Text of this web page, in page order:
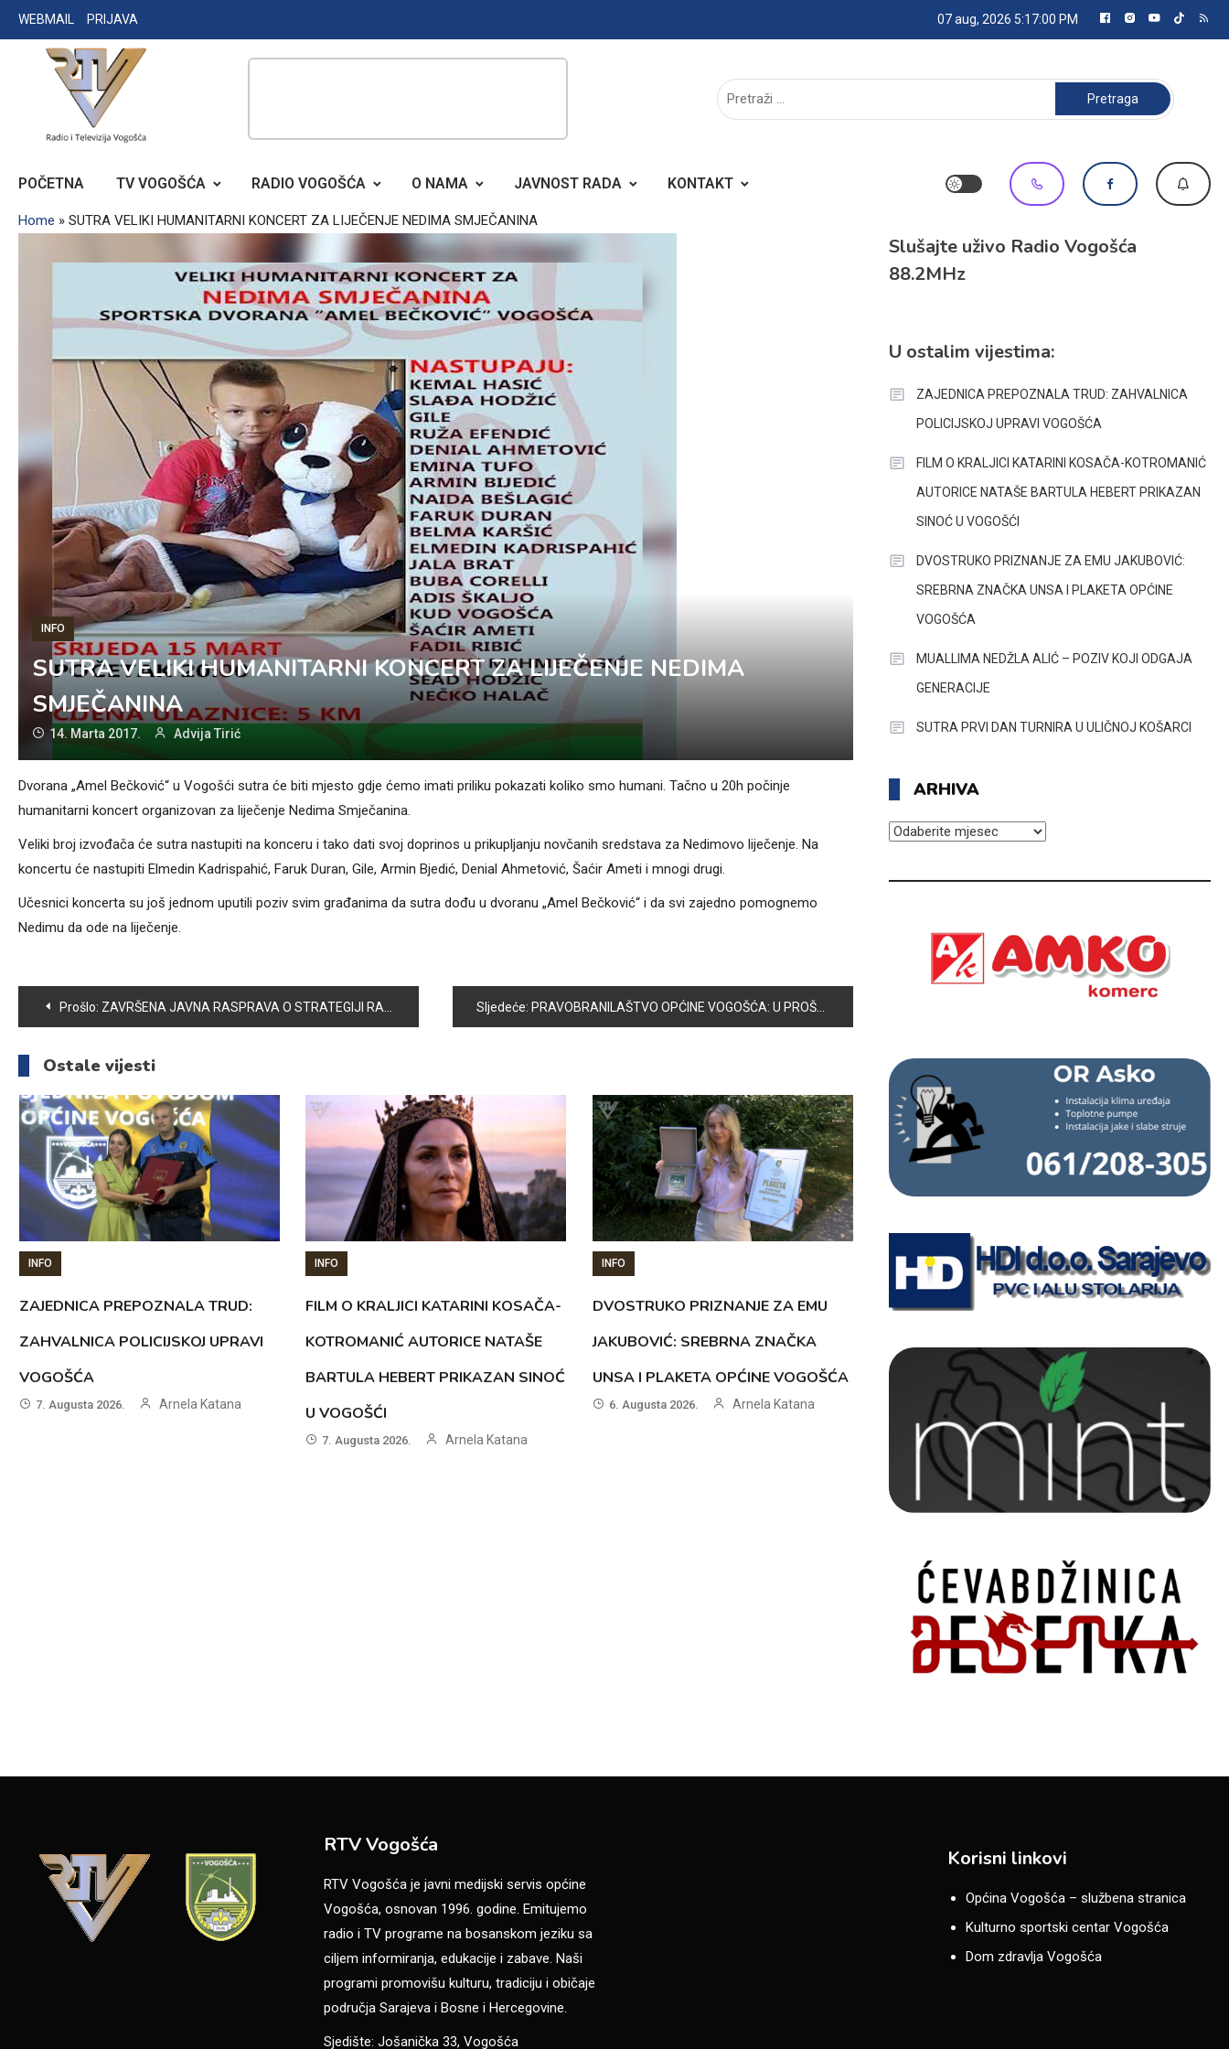
Skip
to
WEBMAIL PRIJAVA 07 aug, 2026 5:17:00 PM
RADIO TELEVIZIJA VOGOŠĆA
Pretraga:
POČETNA TV VOGOŠĆA RADIO VOGOŠĆA O NAMA JAVNOST RADA KONTAKT
Home » SUTRA VELIKI HUMANITARNI KONCERT ZA LIJEČENJE NEDIMA SMJEČANINA
INFO
SUTRA VELIKI HUMANITARNI KONCERT ZA LIJEČENJE NEDIMA
SMJEČANINA
14. Marta 2017. Advija Tirić
Dvorana „Amel Bečković“ u Vogošći sutra će biti mjesto gdje ćemo imati priliku pokazati koliko smo humani. Tačno u 20h počinje
humanitarni koncert organizovan za liječenje Nedima Smječanina.
Veliki broj izvođača će sutra nastupiti na konceru i tako dati svoj doprinos u prikupljanju novčanih sredstava za Nedimovo liječenje. Na
koncertu će nastupiti Elmedin Kadrispahić, Faruk Duran, Gile, Armin Bjedić, Denial Ahmetović, Šaćir Ameti i mnogi drugi.
Učesnici koncerta su još jednom uputili poziv svim građanima da sutra dođu u dvoranu „Amel Bečković“ i da svi zajedno pomognemo
Nedimu da ode na liječenje.
Navigacija
članaka
Prošlo: ZAVRŠENA JAVNA RASPRAVA O STRATEGIJI RAZVOJA POLJOPRIVREDE Sljedeće: PRAVOBRANILAŠTVO OPĆINE VOGOŠĆA: U PROŠLOJ GODINI 225 ROČIŠTA PRED NADLEŽNIM SUDOVIMA
Ostale vijesti
INFO
ZAJEDNICA PREPOZNALA TRUD:
ZAHVALNICA POLICIJSKOJ UPRAVI
VOGOŠĆA
7. Augusta 2026. Arnela Katana
INFO
FILM O KRALJICI KATARINI KOSAČA-
KOTROMANIĆ AUTORICE NATAŠE
BARTULA HEBERT PRIKAZAN SINOĆ
U VOGOŠĆI
7. Augusta 2026. Arnela Katana
INFO
DVOSTRUKO PRIZNANJE ZA EMU
JAKUBOVIĆ: SREBRNA ZNAČKA
UNSA I PLAKETA OPĆINE VOGOŠĆA
6. Augusta 2026. Arnela Katana
Slušajte uživo Radio Vogošća
88.2MHz
U ostalim vijestima:
ZAJEDNICA PREPOZNALA TRUD: ZAHVALNICA
POLICIJSKOJ UPRAVI VOGOŠĆA
FILM O KRALJICI KATARINI KOSAČA-KOTROMANIĆ
AUTORICE NATAŠE BARTULA HEBERT PRIKAZAN
SINOĆ U VOGOŠĆI
DVOSTRUKO PRIZNANJE ZA EMU JAKUBOVIĆ:
SREBRNA ZNAČKA UNSA I PLAKETA OPĆINE
VOGOŠĆA
MUALLIMA NEDŽLA ALIĆ – POZIV KOJI ODGAJA
GENERACIJE
SUTRA PRVI DAN TURNIRA U ULIČNOJ KOŠARCI
ARHIVA
ARHIVA
RTV Vogošća
RTV Vogošća je javni medijski servis općine
Vogošća, osnovan 1996. godine. Emitujemo
radio i TV programe na bosanskom jeziku sa
ciljem informiranja, edukacije i zabave. Naši
programi promovišu kulturu, tradiciju i običaje
područja Sarajeva i Bosne i Hercegovine.
Sjedište: Jošanička 33, Vogošća
Korisni linkovi
Općina Vogošća – službena stranica
Kulturno sportski centar Vogošća
Dom zdravlja Vogošća